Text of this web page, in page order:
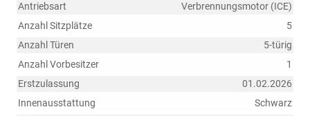
Antriebsart
Verbrennungsmotor (ICE)
Anzahl Sitzplätze
5
Anzahl Türen
5-türig
Anzahl Vorbesitzer
1
Erstzulassung
01.02.2026
Innenausstattung
Schwarz